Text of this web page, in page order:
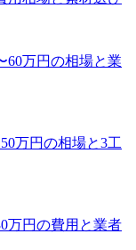
60万円の相場と業
万円の相場と3工
万円の費用と業者